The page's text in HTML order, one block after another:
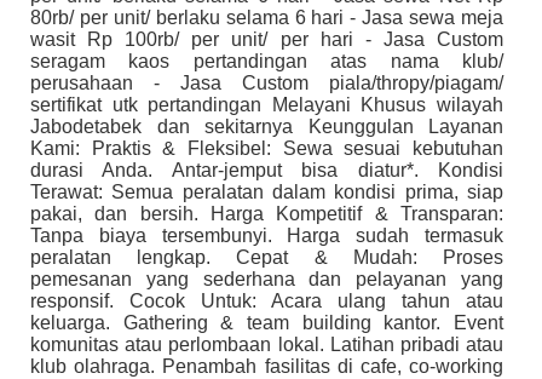
80rb/ per unit/ berlaku selama 6 hari - Jasa sewa meja
wasit Rp 100rb/ per unit/ per hari - Jasa Custom
seragam kaos pertandingan atas nama klub/
perusahaan - Jasa Custom piala/thropy/piagam/
sertifikat utk pertandingan Melayani Khusus wilayah
Jabodetabek dan sekitarnya Keunggulan Layanan
Kami: Praktis & Fleksibel: Sewa sesuai kebutuhan
durasi Anda. Antar-jemput bisa diatur*. Kondisi
Terawat: Semua peralatan dalam kondisi prima, siap
pakai, dan bersih. Harga Kompetitif & Transparan:
Tanpa biaya tersembunyi. Harga sudah termasuk
peralatan lengkap. Cepat & Mudah: Proses
pemesanan yang sederhana dan pelayanan yang
responsif. Cocok Untuk: Acara ulang tahun atau
keluarga. Gathering & team building kantor. Event
komunitas atau perlombaan lokal. Latihan pribadi atau
klub olahraga. Penambah fasilitas di cafe, co-working